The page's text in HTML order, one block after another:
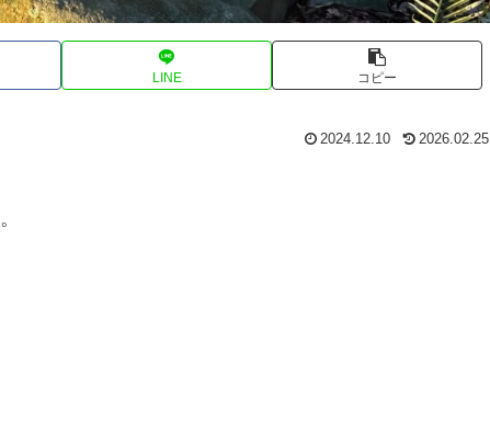
LINE コピー
2024.12.10 2026.02.25